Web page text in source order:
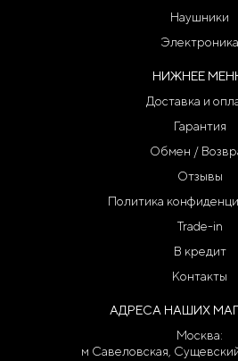
Наушники
Электроника
НИЖНЕЕ
Доставка и
Гарантия
Обмен /
Отзывы
Политика
Trade-in
В кредит
Контакты
АДРЕСА НАШИХ
Москва:
м Савеловская,